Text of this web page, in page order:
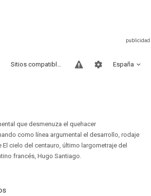
España
Sitios compatibles
que desmenuza el quehacer
como línea argumental el desarrollo, rodaje
cielo del centauro, último largometraje del
francés, Hugo Santiago.